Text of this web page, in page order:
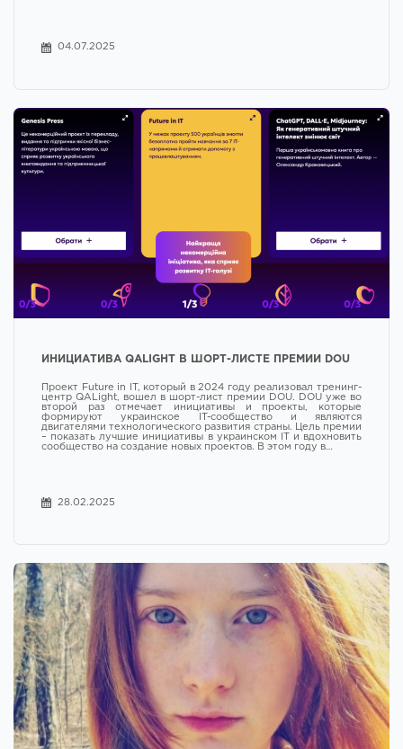
04.07.2025
ИНИЦИАТИВА QALIGHT В ШОРТ-ЛИСТЕ ПРЕМИИ DOU
Проект Future in IT, который в 2024 году реализовал тренинг-
центр QALight, вошел в шорт-лист премии DOU. DOU уже во
второй раз отмечает инициативы и проекты, которые
формируют украинское IT-сообщество и являются
двигателями технологического развития страны. Цель премии
– показать лучшие инициативы в украинском IT и вдохновить
сообщество на создание новых проектов. В этом году в…
28.02.2025